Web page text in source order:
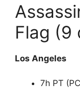
Flag (9
Los Angeles
7h PT